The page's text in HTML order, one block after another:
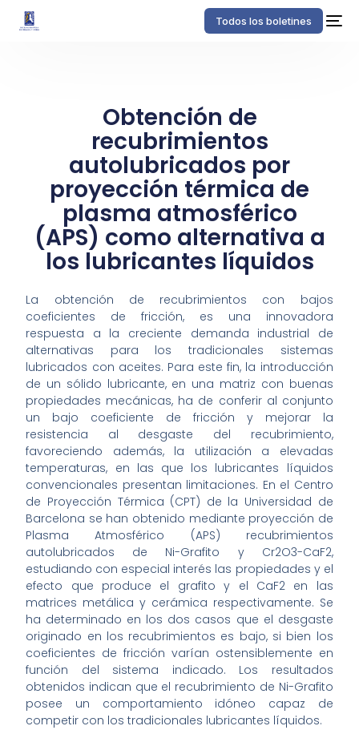
Todos los boletines
Obtención de
recubrimientos
autolubricados por
proyección térmica de
plasma atmosférico
(APS) como alternativa a
los lubricantes líquidos
La obtención de recubrimientos con bajos
coeficientes de fricción, es una innovadora
respuesta a la creciente demanda industrial de
alternativas para los tradicionales sistemas
lubricados con aceites. Para este fin, la introducción
de un sólido lubricante, en una matriz con buenas
propiedades mecánicas, ha de conferir al conjunto
un bajo coeficiente de fricción y mejorar la
resistencia al desgaste del recubrimiento,
favoreciendo además, la utilización a elevadas
temperaturas, en las que los lubricantes líquidos
convencionales presentan limitaciones. En el Centro
de Proyección Térmica (CPT) de la Universidad de
Barcelona se han obtenido mediante proyección de
Plasma Atmosférico (APS) recubrimientos
autolubricados de Ni-Grafito y Cr2O3-CaF2,
estudiando con especial interés las propiedades y el
efecto que produce el grafito y el CaF2 en las
matrices metálica y cerámica respectivamente. Se
ha determinado en los dos casos que el desgaste
originado en los recubrimientos es bajo, si bien los
coeficientes de fricción varían ostensiblemente en
función del sistema indicado. Los resultados
obtenidos indican que el recubrimiento de Ni-Grafito
posee un comportamiento idóneo capaz de
competir con los tradicionales lubricantes líquidos.